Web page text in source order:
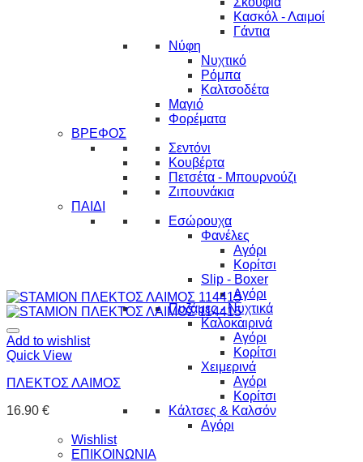
Κασκόλ - Λαιμοί
Γάντια
Νύφη
Νυχτικό
Ρόμπα
Καλτσοδέτα
Μαγιό
Φορέματα
ΒΡΕΦΟΣ
Σεντόνι
Κουβέρτα
Πετσέτα - Μπουρνούζι
Ζιπουνάκια
ΠΑΙΔΙ
Εσώρουχα
Φανέλες
Αγόρι
Κορίτσι
Slip - Boxer
Αγόρι
Πυζάμες - Νυχτικά
Καλοκαιρινά
Αγόρι
Κορίτσι
Χειμερινά
Αγόρι
Κορίτσι
Κάλτσες & Καλσόν
Αγόρι
Wishlist
ΕΠΙΚΟΙΝΩΝΙΑ
Add to wishlist
Quick View
ΠΛΕΚΤΟΣ ΛΑΙΜΟΣ
16.90 €